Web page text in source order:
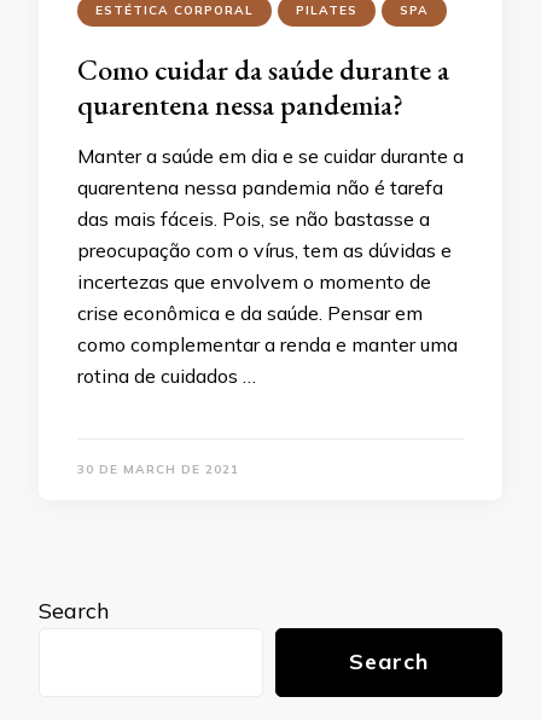
ESTÉTICA CORPORAL PILATES SPA
Como cuidar da saúde durante a
quarentena nessa pandemia?
Manter a saúde em dia e se cuidar durante a
quarentena nessa pandemia não é tarefa
das mais fáceis. Pois, se não bastasse a
preocupação com o vírus, tem as dúvidas e
incertezas que envolvem o momento de
crise econômica e da saúde. Pensar em
como complementar a renda e manter uma
rotina de cuidados …
30 DE MARCH DE 2021
Search
Search